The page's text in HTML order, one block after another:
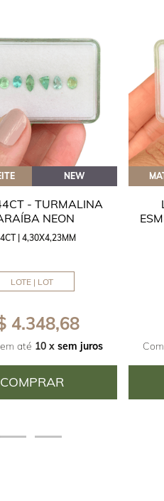
NEW
- TURMALINA
NEON
| 4,30X4,23MM
LOTE | LOT
4.348,68
até 10 x sem juros
COMPRAR